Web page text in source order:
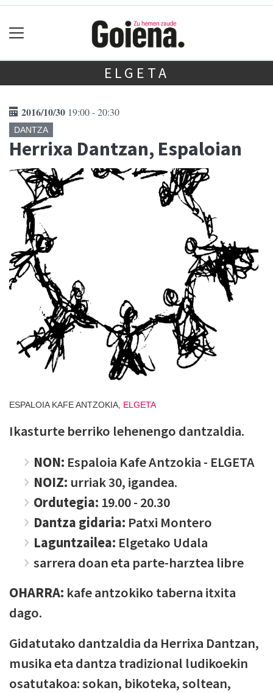
ELGETA
2016/10/30 19:00 - 20:30
DANTZA
Herrixa Dantzan, Espaloian
ESPALOIA KAFE ANTZOKIA, ELGETA
Ikasturte berriko lehenengo dantzaldia.
NON: Espaloia Kafe Antzokia - ELGETA
NOIZ: urriak 30, igandea.
Ordutegia: 19.00 - 20.30
Dantza gidaria: Patxi Montero
Laguntzailea: Elgetako Udala
sarrera doan eta parte-harztea libre
OHARRA: kafe antzokiko taberna itxita
dago.
Gidatutako dantzaldia da Herrixa Dantzan,
musika eta dantza tradizional ludikoekin
osatutakoa: sokan, bikoteka, soltean,